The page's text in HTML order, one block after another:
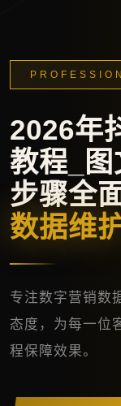
2026年
教程_
步骤全
数据维
专注数字营销数
态度，为每一位
程保障效果。